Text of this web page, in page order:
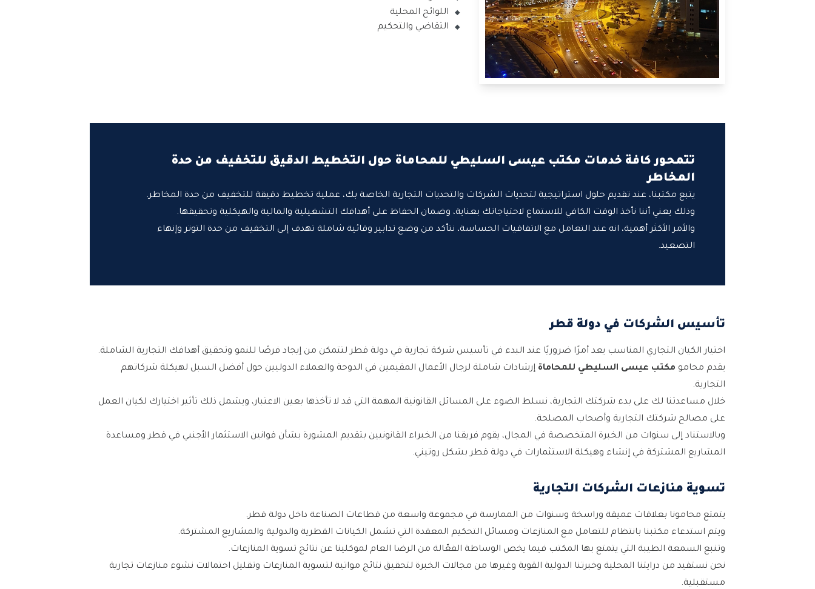
اللوائح المحلية
التقاضي والتحكيم
تتمحور كافة خدمات مكتب عيسى السليطي للمحاماة حول التخطيط الدقيق للتخفيف من حدة
المخاطر
يتبع مكتبنا، عند تقديم حلول استراتيجية لتحديات الشركات والتحديات التجارية الخاصة بك، عملية تخطيط دقيقة للتخفيف من حدة المخاطر.
وذلك يعني أننا نأخذ الوقت الكافي للاستماع لاحتياجاتك بعناية، وضمان الحفاظ على أهدافك التشغيلية والمالية والهيكلية وتحقيقها.
والأمر الأكثر أهمية، انه عند التعامل مع الاتفاقيات الحساسة، نتأكد من وضع تدابير وقائية شاملة تهدف إلى التخفيف من حدة التوتر وإنهاء
التصعيد.
تأسيس الشركات في دولة قطر
اختيار الكيان التجاري المناسب يعد أمرًا ضروريًا عند البدء في تأسيس شركة تجارية في دولة قطر لتتمكن من إيجاد فرصًا للنمو وتحقيق أهدافك التجارية الشاملة.
يقدم محامو مكتب عيسى السليطي للمحاماة إرشادات شاملة لرجال الأعمال المقيمين في الدوحة والعملاء الدوليين حول أفضل السبل لهيكلة شركاتهم
التجارية.
خلال مساعدتنا لك على بدء شركتك التجارية، نسلط الضوء على المسائل القانونية المهمة التي قد لا تأخذها بعين الاعتبار، ويشمل ذلك تأثير اختيارك لكيان العمل
على مصالح شركتك التجارية وأصحاب المصلحة.
وبالاستناد إلى سنوات من الخبرة المتخصصة في المجال، يقوم فريقنا من الخبراء القانونيين بتقديم المشورة بشأن قوانين الاستثمار الأجنبي في قطر ومساعدة
المشاريع المشتركة في إنشاء وهيكلة الاستثمارات في دولة قطر بشكل روتيني.
تسوية منازعات الشركات التجارية
يتمتع محامونا بعلاقات عميقة وراسخة وسنوات من الممارسة في مجموعة واسعة من قطاعات الصناعة داخل دولة قطر.
ويتم استدعاء مكتبنا بانتظام للتعامل مع المنازعات ومسائل التحكيم المعقدة التي تشمل الكيانات القطرية والدولية والمشاريع المشتركة.
وتنبع السمعة الطيبة التي يتمتع بها المكتب فيما يخص الوساطة الفعّالة من الرضا العام لموكلينا عن نتائج تسوية المنازعات.
نحن نستفيد من درايتنا المحلية وخبرتنا الدولية القوية وغيرها من مجالات الخبرة لتحقيق نتائج مواتية لتسوية المنازعات وتقليل احتمالات نشوء منازعات تجارية
مستقبلية.